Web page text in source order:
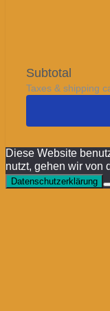
Subtotal
Taxes & shipping
Diese Website
nutzt, gehen wir von
Datenschutzerklärung